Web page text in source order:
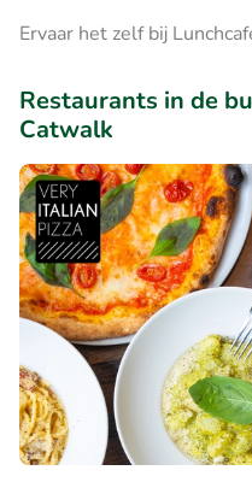
Ervaar het zelf bij
Restaurants in de
Catwalk